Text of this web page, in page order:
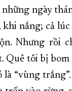
ngày
khi nắng; cả
Nhưng rồi
Quê tôi bị
“vùng